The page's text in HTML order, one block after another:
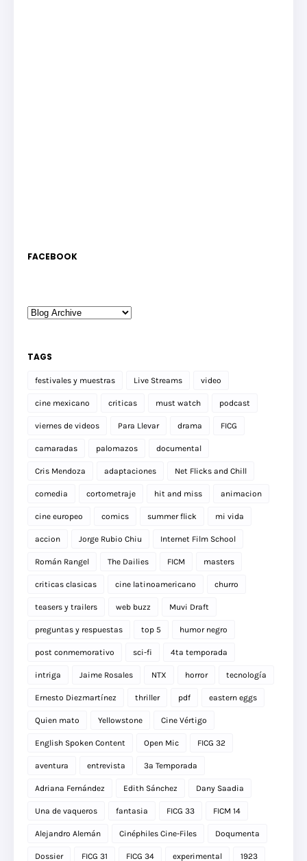
FACEBOOK
TAGS
festivales y muestras Live Streams video
cine mexicano criticas must watch podcast
viernes de videos Para Llevar drama FICG
camaradas palomazos documental
Cris Mendoza adaptaciones Net Flicks and Chill
comedia cortometraje hit and miss animacion
cine europeo comics summer flick mi vida
accion Jorge Rubio Chiu Internet Film School
Román Rangel The Dailies FICM masters
criticas clasicas cine latinoamericano churro
teasers y trailers web buzz Muvi Draft
preguntas y respuestas top 5 humor negro
post conmemorativo sci-fi 4ta temporada
intriga Jaime Rosales NTX horror tecnología
Ernesto Diezmartínez thriller pdf eastern eggs
Quien mato Yellowstone Cine Vértigo
English Spoken Content Open Mic FICG 32
aventura entrevista 3a Temporada
Adriana Fernández Edith Sánchez Dany Saadia
Una de vaqueros fantasia FICG 33 FICM 14
Alejandro Alemán Cinéphiles Cine-Files Doqumenta
Dossier FICG 31 FICG 34 experimental 1923